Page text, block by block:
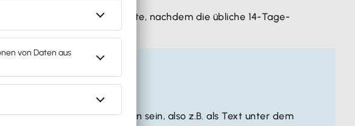
spätestens 12 Monate, nachdem die übliche 14-Tage-
Webshop vorhanden sein, also z.B. als Text unter dem